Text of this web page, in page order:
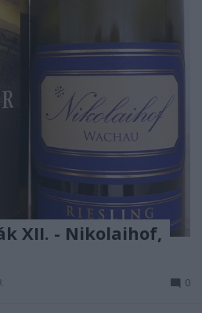
XII. - Nikolaihof,
0